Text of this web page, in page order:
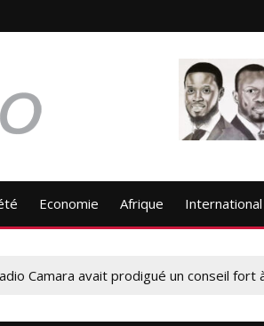
Economie Afrique International
Camara avait prodigué un conseil fort